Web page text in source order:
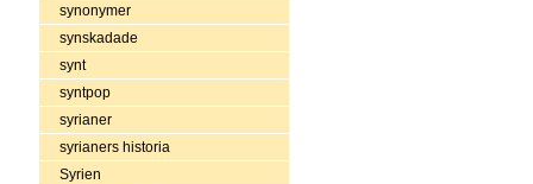
synonymer
synskadade
synt
syntpop
syrianer
syrianers historia
Syrien